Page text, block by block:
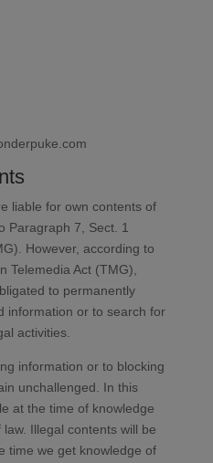
liable for own contents of
Paragraph 7, Sect. 1
However, according to
Telemedia Act (TMG),
to permanently
information or to search for
activities.
information or to blocking
unchallenged. In this
at the time of knowledge
Illegal contents will be
time we get knowledge of